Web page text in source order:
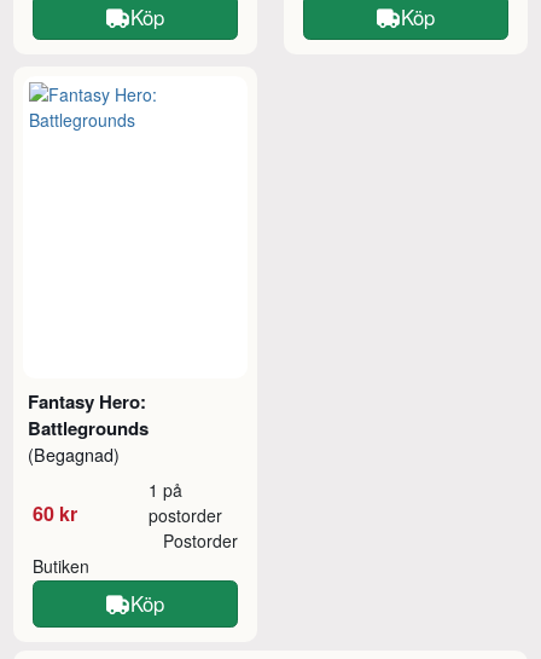
Köp Köp
Fantasy Hero:
Battlegrounds
(Begagnad)
60 kr
1 på
postorder
Butiken
Postorder
Köp